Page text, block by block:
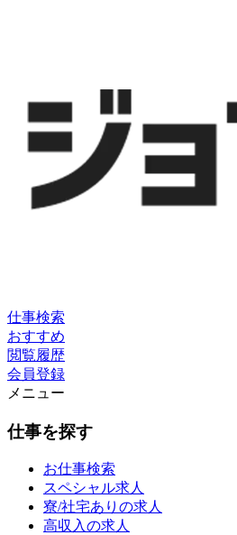
仕事検索
おすすめ
閲覧履歴
会員登録
メニュー
仕事を探す
お仕事検索
スペシャル求人
寮/社宅ありの求人
高収入の求人